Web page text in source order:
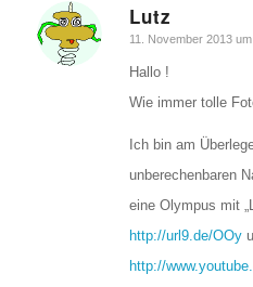
Lutz
sagte:
11. November 2013
Hallo !
Wie immer tolle
Ich bin am
unberechenbaren
eine Olympus mit
http://url9.de/OOy
http://